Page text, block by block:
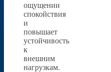
ощущении
спокойствия
и
повышает
устойчивость
к
внешним
нагрузкам.